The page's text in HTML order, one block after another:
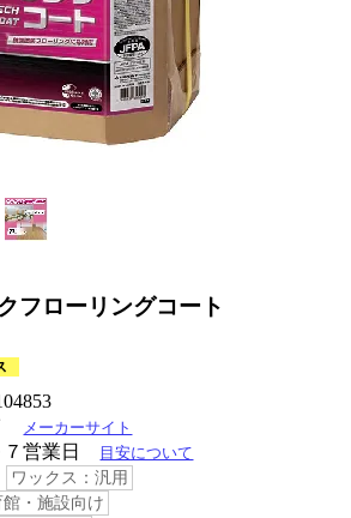
フローリングコート
メーカーサイト
７営業日 目安について
ワックス：汎用
・施設向け